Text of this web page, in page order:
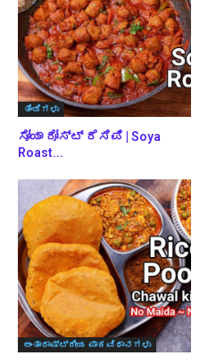
ತಿಂಡಿಗಳು
ಸೋಯಾ ರೋಸ್ಟ್ ರೆಸಿಪಿ | Soya
Roast...
ಅಂತಾರಾಷ್ಟ್ರೀಯ ಪಾಕವಿಧಾನಗಳು